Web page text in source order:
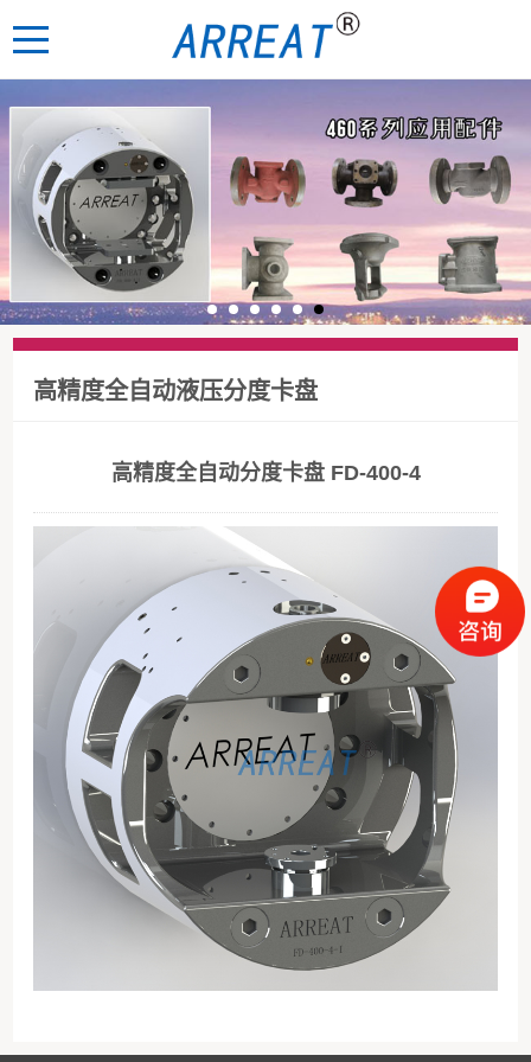
高精度全自动液压分度卡盘
高精度全自动分度卡盘 FD-400-4